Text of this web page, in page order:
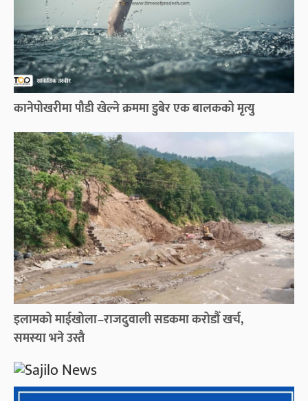
कानेपोखरीमा पौडी खेल्ने क्रममा डुबेर एक बालकको मृत्यु
इलामको माईखोला–राजदुवाली सडकमा करोडौँ खर्च,
समस्या भने उस्तै